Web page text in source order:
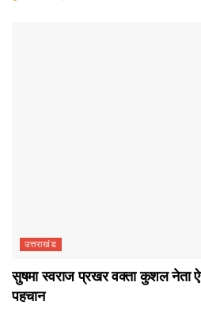
उत्तराखंड
सुषमा स्वराज प्रखर वक्ता कुशल नेता
पहचान